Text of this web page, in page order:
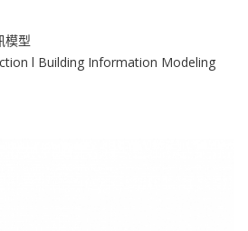
模型
l Building Information Modeling